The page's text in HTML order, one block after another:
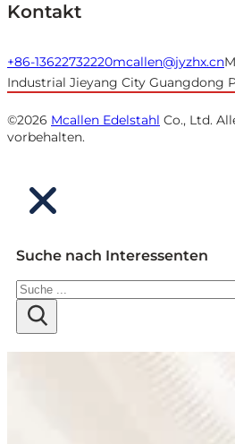
Kontakt
+86-13622732220mcallen@jyzhx.cn
Industrial Jieyang City Guangdong
©2026 Mcallen Edelstahl Co., Ltd.
vorbehalten.
Suche nach Interessenten
Suchen